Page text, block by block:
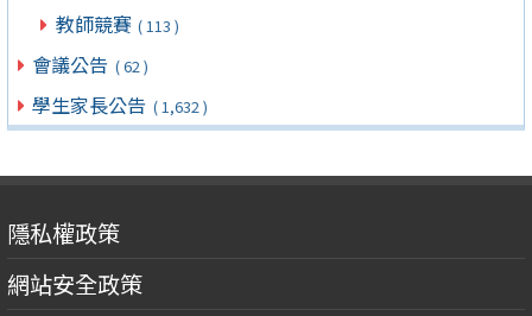
教師競賽 ( 113 )
會議公告 ( 62 )
學生家長公告 ( 1,632 )
隱私權政策
網站安全政策